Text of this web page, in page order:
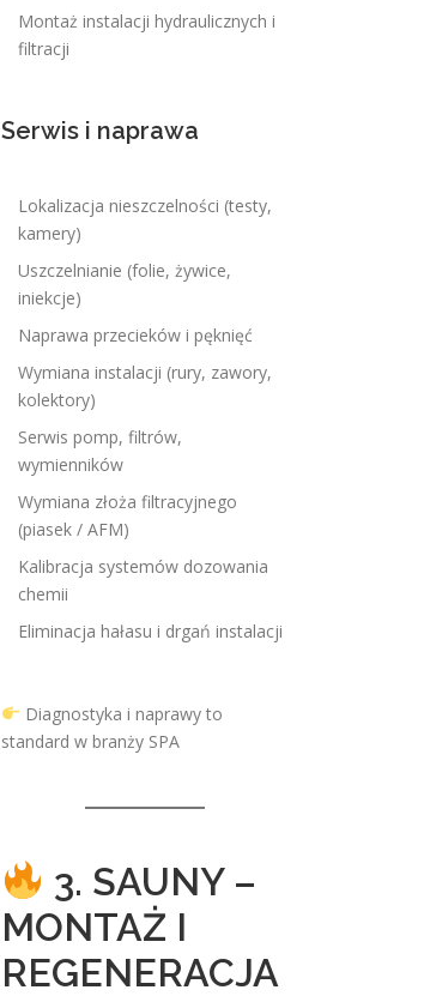
Montaż instalacji hydraulicznych i
filtracji
Serwis i naprawa
Lokalizacja nieszczelności (testy,
kamery)
Uszczelnianie (folie, żywice,
iniekcje)
Naprawa przecieków i pęknięć
Wymiana instalacji (rury, zawory,
kolektory)
Serwis pomp, filtrów,
wymienników
Wymiana złoża filtracyjnego
(piasek / AFM)
Kalibracja systemów dozowania
chemii
Eliminacja hałasu i drgań instalacji
Diagnostyka i naprawy to
standard w branży SPA
3. SAUNY –
MONTAŻ I
REGENERACJA